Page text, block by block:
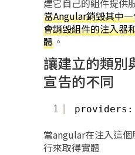
當Angular銷毀其中
會銷毀組件的注入器
體 。
讓建立的類
宣告的不同
1
當angular在注入這
行來取得實體